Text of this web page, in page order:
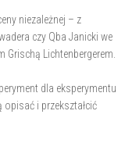
niezależnej – z
czy Qba Janicki we
Lichtenbergerem.
dla eksperymentu
i przekształcić